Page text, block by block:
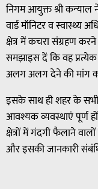
निगम आयुक्त श्री कन्याल ने
वार्ड मॉनिटर व स्वास्थ्य
क्षेत्र में कचरा संग्रहण
समझाइस दें कि वह
अलग अलग देने की मांग
इसके साथ ही शहर के
आवश्यक व्यवस्थाएं पूर्ण
क्षेत्रों में गंदगी फैलाने
और इसकी जानकारी